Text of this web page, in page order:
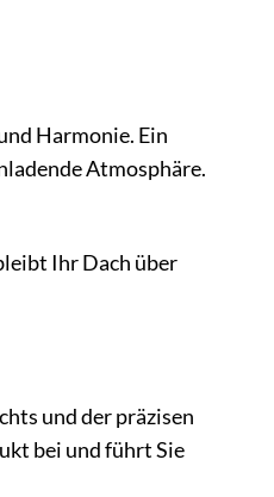
Harmonie. Ein
Atmosphäre.
Ihr Dach über
und der präzisen
bei und führt Sie